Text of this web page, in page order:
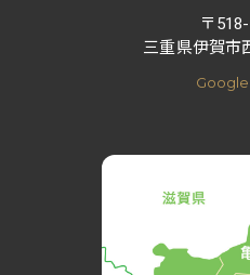
〒
三重県伊賀市